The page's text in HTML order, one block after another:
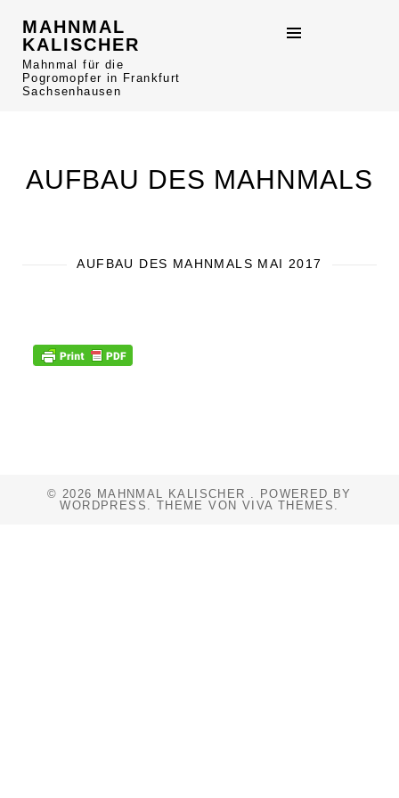
MAHNMAL
KALISCHER
Mahnmal für die
Pogromopfer in Frankfurt
Sachsenhausen
AUFBAU DES MAHNMALS
AUFBAU DES MAHNMALS MAI 2017
© 2026 MAHNMAL KALISCHER .
POWERED BY
WORDPRESS. THEME VON VIVA THEMES .